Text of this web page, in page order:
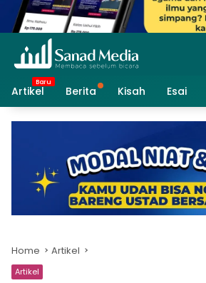
Artikel Berita Kisah Esai
Home Artikel
Artikel